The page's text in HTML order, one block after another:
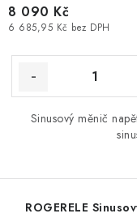
6 685,95 Kč bez DPH
8 090 Kč
Sinusový měnič
ROGERELE